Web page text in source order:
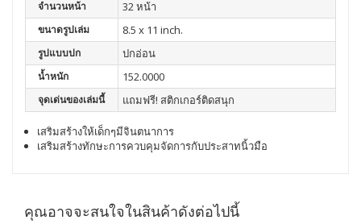
จำนวนหน้า 32 หน้า
ขนาดรูปเล่ม 8.5 x 11 inch.
รูปแบบปก ปกอ่อน
น้ำหนัก 152.0000
จุดเด่นของเล่มนี้ แถมฟรี! สติกเกอร์ติดสนุก
เสริมสร้างให้เด็กๆมีจินตนาการ
เสริมสร้างทักษะการควบคุมจัดการกับประสาทนิ้วมือ
คุณอาจจะสนใจในสินค้าดังต่อไปนี้